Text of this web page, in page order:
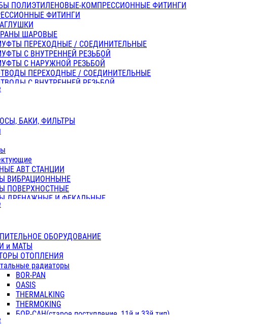
OASIS
ПОЛИЭТИЛЕНОВЫЕ-КОМПРЕССИОННЫЕ ФИТИНГИ
ФИТИНГИ
ШАРОВЫЕ
ПЕРЕХОДНЫЕ / СОЕДИНИТЕЛЬНЫЕ
С ВНУТРЕННЕЙ РЕЗЬБОЙ
С НАРУЖНОЙ РЕЗЬБОЙ
ПЕРЕХОДНЫЕ / СОЕДИНИТЕЛЬНЫЕ
С ВНУТРЕННЕЙ РЕЗЬБОЙ
С НАРУЖНОЙ РЕЗЬБОЙ
ПЕРЕХОДНЫЕ / СОЕДИНИТЕЛЬНЫЕ
С ВНУТРЕННЕЙ РЕЗЬБОЙ
РЕЗИНОВЫЕ
ГОФРИРОВАННЫЕ ДВУХСЛ.
ПОЛИЭТИЛЕНОВЫЕ
БАКИ, ФИЛЬТРЫ
АВТ СТАНЦИИ
ВИБРАЦИОННЫНЕ
ПОВЕРХНОСТНЫЕ
ДРЕНАЖНЫЕ И ФЕКАЛЬНЫЕ
ПОВЫСИТ и ЦИРКУЛЯЦИОННЫЕ
СКВАЖИННЫЕ
ОБОРУДОВАНИЕ
и МАТЫ
ОТОПЛЕНИЯ
радиаторы
BOR-PAN
OASIS
THERMALKING
THERMOKING
БОР-САН(старое поступление, 11й и 33й тип)